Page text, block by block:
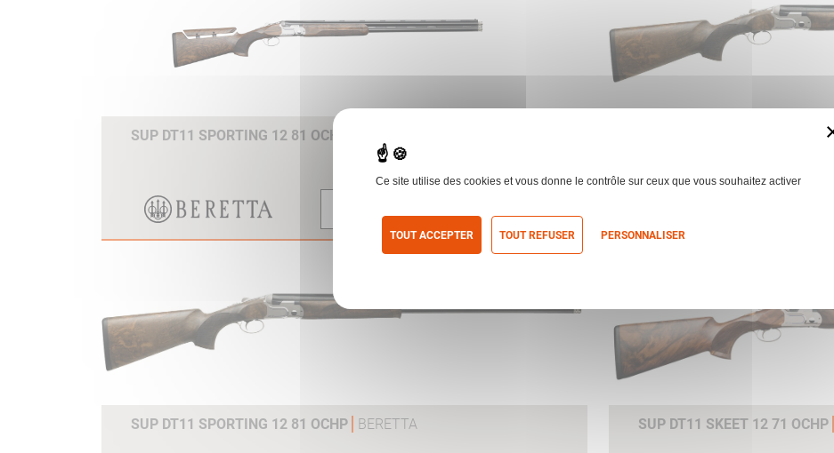
SUP DT11 SPORTING 12 81 OCHP B-FAST SUP DT11 SPORTING 12 76
SUP DT11 SPORTING 12 81 OCHP BERETTA SUP DT11 SKEET 12 71 OCHP
Ce site utilise des cookies et vous donne le contrôle sur ceux que vous souhaitez activer
TOUT ACCEPTER TOUT REFUSER PERSONNALISER